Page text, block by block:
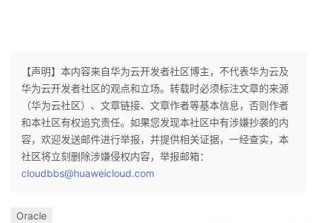
【声明】本内容来自华为云开发者社区博主，不代表华为云及
华为云开发者社区的观点和立场。转载时必须标注文章的来源
（华为云社区）、文章链接、文章作者等基本信息，否则作者
和本社区有权追究责任。如果您发现本社区中有涉嫌抄袭的内
容，欢迎发送邮件进行举报，并提供相关证据，一经查实，本
社区将立刻删除涉嫌侵权内容，举报邮箱：
cloudbbs@huaweicloud.com
Oracle